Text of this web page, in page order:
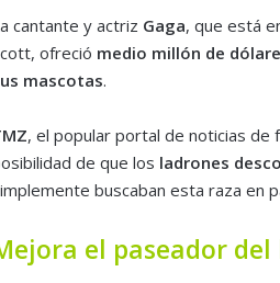
cantante y actriz Gaga, que está
ofreció medio millón de
mascotas.
, el popular portal de noticias de
de que los ladrones
buscaban esta raza en
el paseador